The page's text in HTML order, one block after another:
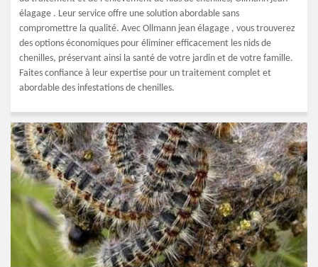
élagage . Leur service offre une solution abordable sans
compromettre la qualité. Avec Ollmann jean élagage , vous trouverez
des options économiques pour éliminer efficacement les nids de
chenilles, préservant ainsi la santé de votre jardin et de votre famille.
Faites confiance à leur expertise pour un traitement complet et
abordable des infestations de chenilles.